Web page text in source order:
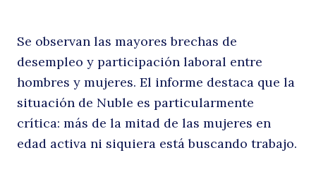
Se observan las mayores brechas de
desempleo y participación laboral entre
hombres y mujeres. El informe destaca que la
situación de Nuble es particularmente
crítica: más de la mitad de las mujeres en
edad activa ni siquiera está buscando trabajo.